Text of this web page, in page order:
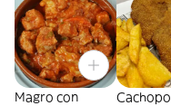
Magro con
Cachopo